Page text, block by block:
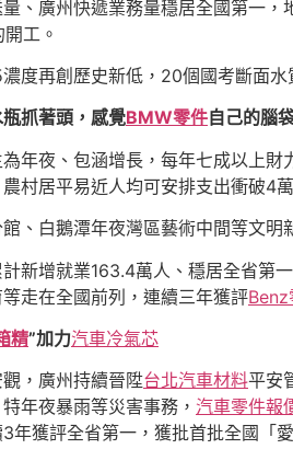
、廣州快遞業務量穩居全國第一
開工。
度再創歷史新低，20個國考斷面
抓著頭，感覺BMW零件自己的腦
年夜、包涵增長，每年七成以上
村居平易近人均可安排支出衝破4
、白鵝潭年夜灣區藝術中間等文
新增就業163.4萬人、穩居全省第
走在全國前列，連續三年獲評
精”加力汽車冷氣芯
，廣州持續晉陞台北汽車材料平安
年夜暴雨等災害事務， 汽車零件報
年獲評全省第一，獲批首批全國「